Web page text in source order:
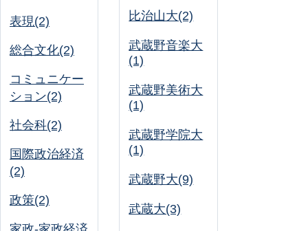
表現(2)
総合文化(2)
コミュニケー
ション(2)
社会科(2)
国際政治経済
(2)
政策(2)
比治山大(2)
武蔵野音楽大
(1)
武蔵野美術大
(1)
武蔵野学院大
(1)
武蔵野大(9)
武蔵大(3)